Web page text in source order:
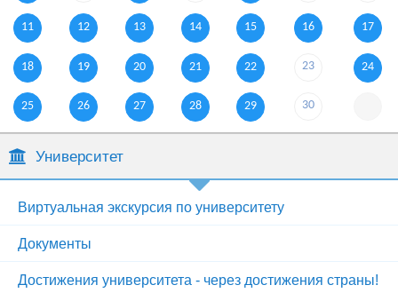
11 12 13 14 15 16 17
18 19 20 21 22 23 24
25 26 27 28 29 30
Университет
Виртуальная экскурсия по университету
Документы
Достижения университета - через достижения страны!